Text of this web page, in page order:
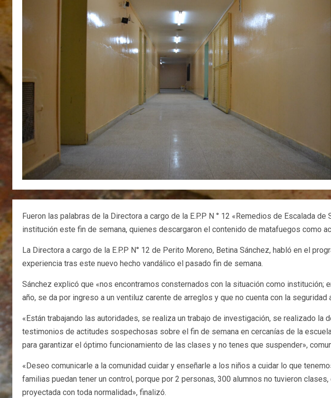
Fueron las palabras de la Directora a cargo de la E.P.P N ° 12 «Remedios de Escalada
institución este fin de semana, quienes descargaron el contenido de matafuegos como
La Directora a cargo de la E.P.P N° 12 de Perito Moreno, Betina Sánchez, habló en el
experiencia tras este nuevo hecho vandálico el pasado fin de semana.
Sánchez explicó que «nos encontramos consternados con la situación como
año, se da por ingreso a un ventiluz carente de arreglos y que no cuenta con la
«Están trabajando las autoridades, se realiza un trabajo de investigación, se realizado
testimonios de actitudes sospechosas sobre el fin de semana en cercanías de la
para garantizar el óptimo funcionamiento de las clases y no tenes que suspender»,
«Deseo comunicarle a la comunidad cuidar y enseñarle a los niños a cuidar lo que
familias puedan tener un control, porque por 2 personas, 300 alumnos no tuvieron
proyectada con toda normalidad», finalizó.